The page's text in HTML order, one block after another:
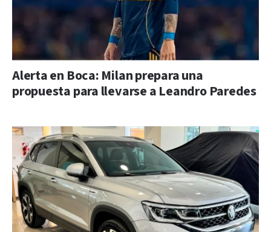
Alerta en Boca: Milan prepara una
propuesta para llevarse a Leandro Paredes